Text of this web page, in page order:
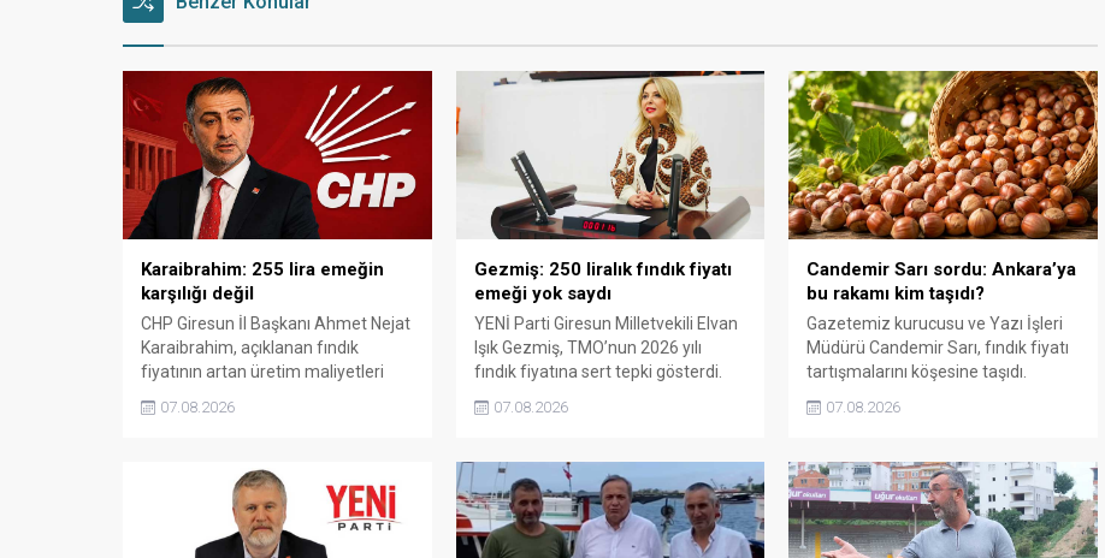
Karaibrahim: 255 lira emeğin
karşılığı değil
CHP Giresun İl Başkanı Ahmet Nejat
Karaibrahim, açıklanan fındık
fiyatının artan üretim maliyetleri
belirterek, üreticinin emeğinin
sürdürülebilir üretim için fiyat
politikasının yeniden
değerlendirilmesi gerektiğini
07.08.2026
Gezmiş: 250 liralık fındık fiyatı
emeği yok saydı
YENİ Parti Giresun Milletvekili Elvan
Işık Gezmiş, TMO’nun 2026 yılı
fındık fiyatına sert tepki gösterdi.
maliyetlerini karşılamadığını belirten
geldiğinde üretici de yok sayacaktır”
dedi.
07.08.2026
Candemir Sarı sordu: Ankara’ya
bu rakamı kim taşıdı?
Gazetemiz kurucusu ve Yazı İşleri
Müdürü Candemir Sarı, fındık fiyatı
tartışmalarını köşesine taşıdı.
ulaştığı bir dönemde Ankara’ya 240
iddiasını gündeme getiren Sarı,
Giresun milletvekillerini açık ve net
bir cevap vermeye çağırdı.
07.08.2026